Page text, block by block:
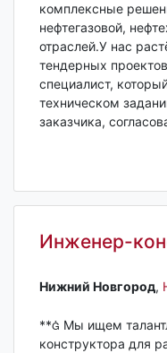
комплексные
нефтегазовой,
отраслей.У нас
тендерных
специалист,
техническом
заказчика,
Инженер-
Нижний Новгород‎,
** Мы ищем
конструктора для